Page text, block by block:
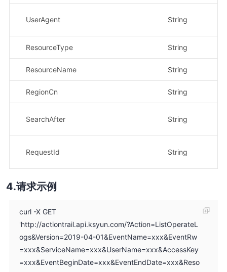
UserAgent String
ResourceType String
ResourceName String
RegionCn String
SearchAfter String
RequestId String
请求示例
curl -X GET
'http://actiontrail.api.ksyun.com/?Action=ListOperateL
ogs&Version=2019-04-01&EventName=xxx&EventRw
=xxx&ServiceName=xxx&UserName=xxx&AccessKey
=xxx&EventBeginDate=xxx&EventEndDate=xxx&Reso